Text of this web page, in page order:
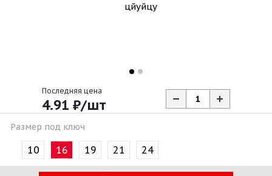
Последняя цена
4.91 ₽/шт
Размер под ключ
10 16 19 21 24